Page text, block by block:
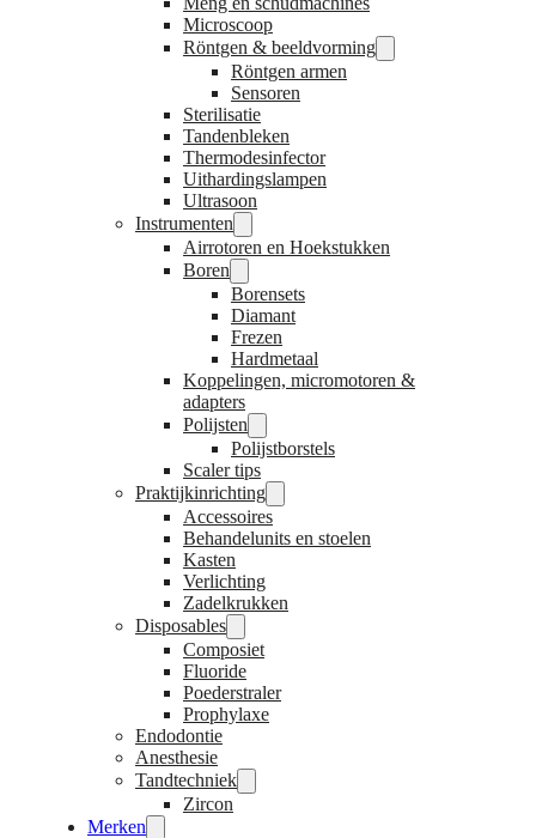
Microscoop
Röntgen & beeldvorming
Röntgen armen
Sensoren
Sterilisatie
Tandenbleken
Thermodesinfector
Uithardingslampen
Ultrasoon
Instrumenten
Airrotoren en Hoekstukken
Boren
Borensets
Diamant
Frezen
Hardmetaal
Koppelingen, micromotoren &
adapters
Polijsten
Polijstborstels
Scaler tips
Praktijkinrichting
Accessoires
Behandelunits en stoelen
Kasten
Verlichting
Zadelkrukken
Disposables
Composiet
Fluoride
Poederstraler
Prophylaxe
Endodontie
Anesthesie
Tandtechniek
Zircon
Merken